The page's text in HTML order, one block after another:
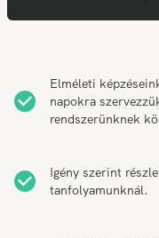
Elméleti
napokra
rendszerünknek
Igény szerint
tanfolyamunknál.